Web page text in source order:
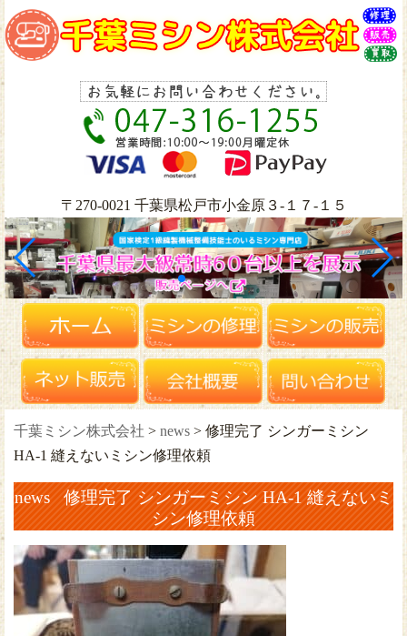
〒270-0021 千葉県松戸市小金原３-１７-１５
千葉ミシン株式会社 > news > 修理完了 シンガーミシン
HA-1 縫えないミシン修理依頼
news 修理完了 シンガーミシン HA-1 縫えないミ
シン修理依頼